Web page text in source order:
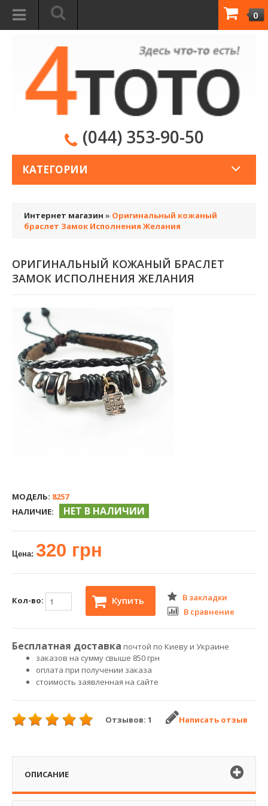
0
(044) 353-90-50
КАТЕГОРИИ
Интернет магазин » Оригинальный кожаный
браслет Замок Исполнения Желания
ОРИГИНАЛЬНЫЙ КОЖАНЫЙ БРАСЛЕТ
ЗАМОК ИСПОЛНЕНИЯ ЖЕЛАНИЯ
МОДЕЛЬ: 8257
НАЛИЧИЕ:
НЕТ В НАЛИЧИИ
Цена: 320 грн
Кол-во: Купить
В закладки
В сравнение
Бесплатная доставка почтой по Киеву и Украине
заказов на сумму свыше 850 грн
оплата при получении заказа
стоимость заявленная на сайте
Отзывов: 1 Написать отзыв
ОПИСАНИЕ